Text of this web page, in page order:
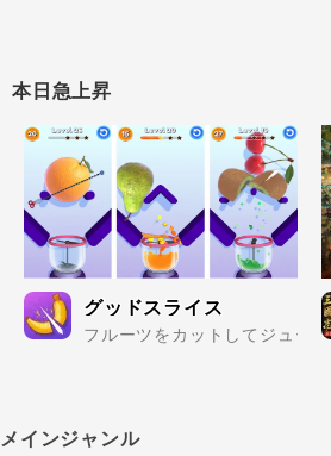
本日急上昇
グッドスライス
フルーツをカットしてジュー
メインジャンル